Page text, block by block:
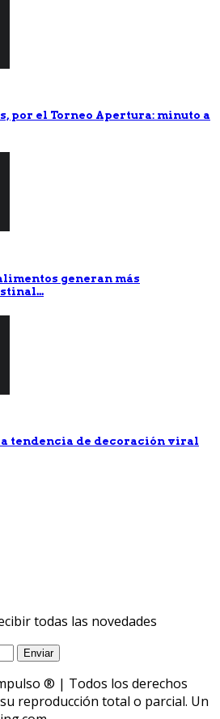
por el Torneo Apertura: minuto a
generan más
tendencia de decoración viral
todas las novedades
® | Todos los derechos
reproducción total o parcial. Un